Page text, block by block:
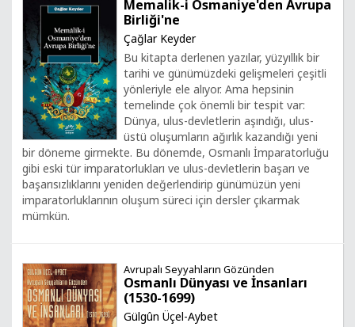
Memalik-i Osmaniye'den Avrupa
Birliği'ne
Çağlar Keyder
Bu kitapta derlenen yazılar, yüzyıllık bir
tarihi ve günümüzdeki gelişmeleri çeşitli
yönleriyle ele alıyor. Ama hepsinin
temelinde çok önemli bir tespit var:
Dünya, ulus-devletlerin aşındığı, ulus-
üstü oluşumların ağırlık kazandığı yeni
bir döneme girmekte. Bu dönemde, Osmanlı İmparatorluğu
gibi eski tür imparatorlukları ve ulus-devletlerin başarı ve
başarısızlıklarını yeniden değerlendirip günümüzün yeni
imparatorluklarının oluşum süreci için dersler çıkarmak
mümkün.
Avrupalı Seyyahların Gözünden
Osmanlı Dünyası ve İnsanları
(1530-1699)
Gülgûn Üçel-Aybet